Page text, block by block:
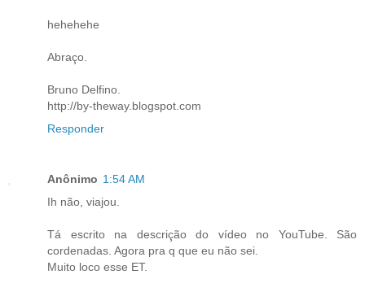
hehehehe
Abraço.
Bruno Delfino.
http://by-theway.blogspot.com
Responder
Anônimo 1:54 AM
Ih não, viajou.
Tá escrito na descrição do vídeo no YouTube. São
cordenadas. Agora pra q que eu não sei.
Muito loco esse ET.